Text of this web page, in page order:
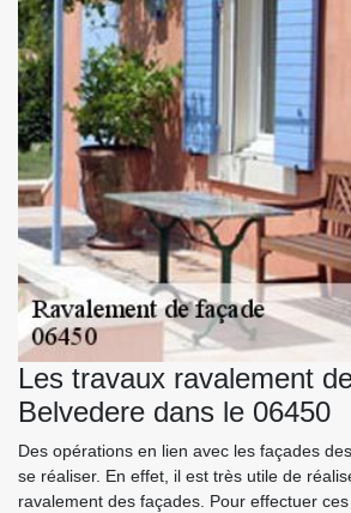
Les travaux ravalement
Belvedere dans le 06450
Des opérations en lien avec les façades
se réaliser. En effet, il est très utile de
ravalement des façades. Pour effectuer